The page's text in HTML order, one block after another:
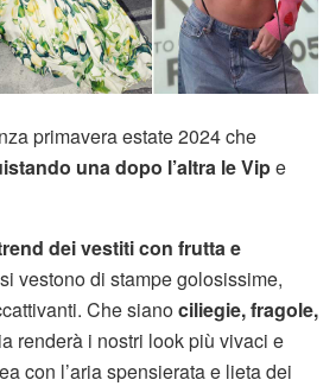
primavera estate 2024 che
una dopo l’altra le Vipe
dei vestiti con frutta e
vestono di stampe golosissime,
Che sianociliegie, fragole,
renderà i nostri look più vivaci e
con l’aria spensierata e lieta dei